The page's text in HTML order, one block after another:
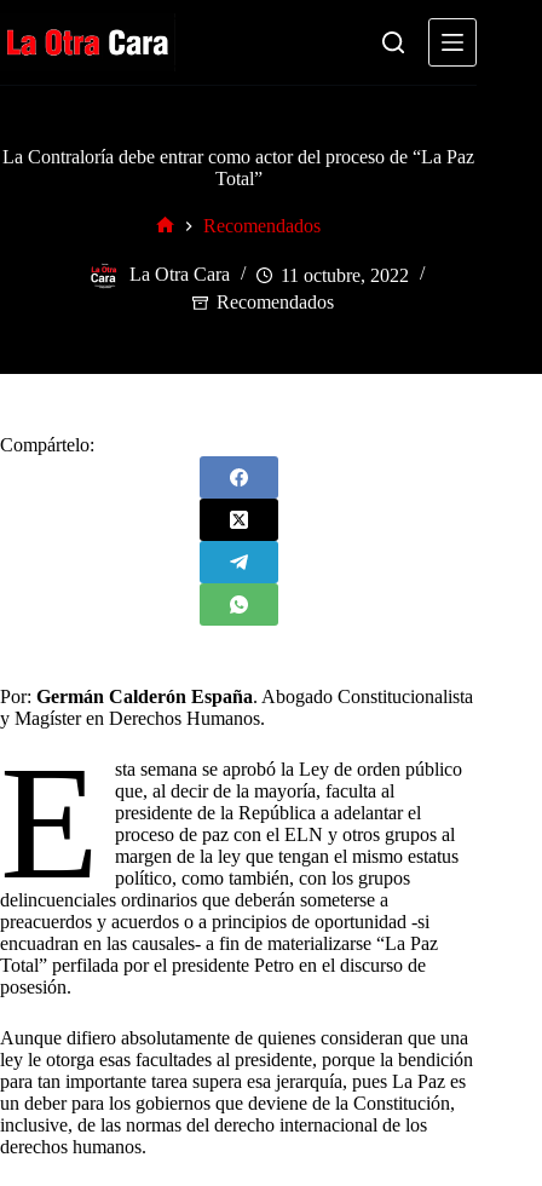
al
contenido
La Contraloría debe entrar como actor del proceso de “La Paz
Total”
Recomendados
La Otra Cara
11 octubre, 2022
Recomendados
Compártelo:
Por: Germán Calderón España. Abogado Constitucionalista
y Magíster en Derechos Humanos.
E
sta semana se aprobó la Ley de orden público
que, al decir de la mayoría, faculta al
presidente de la República a adelantar el
proceso de paz con el ELN y otros grupos al
margen de la ley que tengan el mismo estatus
político, como también, con los grupos
delincuenciales ordinarios que deberán someterse a
preacuerdos y acuerdos o a principios de oportunidad -si
encuadran en las causales- a fin de materializarse “La Paz
Total” perfilada por el presidente Petro en el discurso de
posesión.
Aunque difiero absolutamente de quienes consideran que una
ley le otorga esas facultades al presidente, porque la bendición
para tan importante tarea supera esa jerarquía, pues La Paz es
un deber para los gobiernos que deviene de la Constitución,
inclusive, de las normas del derecho internacional de los
derechos humanos.